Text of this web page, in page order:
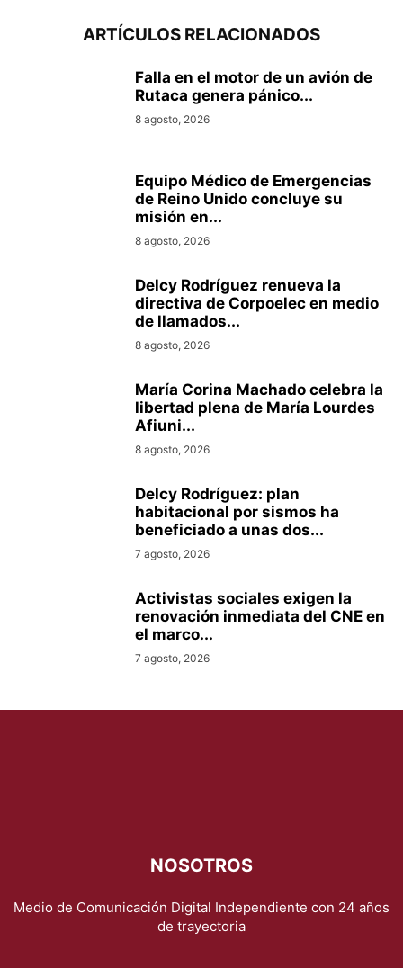
ARTÍCULOS RELACIONADOS
Falla en el motor de un avión de
Rutaca genera pánico...
8 agosto, 2026
Equipo Médico de Emergencias
de Reino Unido concluye su
misión en...
8 agosto, 2026
Delcy Rodríguez renueva la
directiva de Corpoelec en medio
de llamados...
8 agosto, 2026
María Corina Machado celebra la
libertad plena de María Lourdes
Afiuni...
8 agosto, 2026
Delcy Rodríguez: plan
habitacional por sismos ha
beneficiado a unas dos...
7 agosto, 2026
Activistas sociales exigen la
renovación inmediata del CNE en
el marco...
7 agosto, 2026
NOSOTROS
Medio de Comunicación Digital Independiente con 24 años
de trayectoria